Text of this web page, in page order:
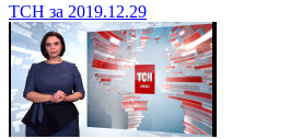
ТСН за 2019.12.29